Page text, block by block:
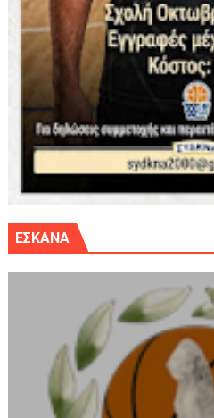
ΕΣΚΑΝΑ